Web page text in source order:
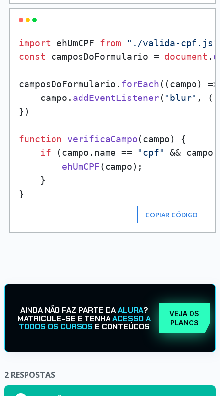
import ehUmCPF from
"./valida-cpf.js"
const camposDoFormulario = document .
camposDoFormulario. forEach( (campo) =>
    campo.
addEventListener( "blur" ,
()
})
function verificaCampo(campo) {
if (campo. name == "cpf" && campo.
ehUmCPF(campo);
    }
COPIAR CÓDIGO
AINDA NÃO FAZ PARTE DAALURA?
MATRICULE-SE E TENHAACESSO A
TODOS OS CURSOS E CONTEÚDOS
VEJA OS
PLANOS
2 RESPOSTAS